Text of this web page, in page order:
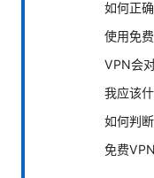
如何正
使用免
VPN会
我应该
如何判
免费